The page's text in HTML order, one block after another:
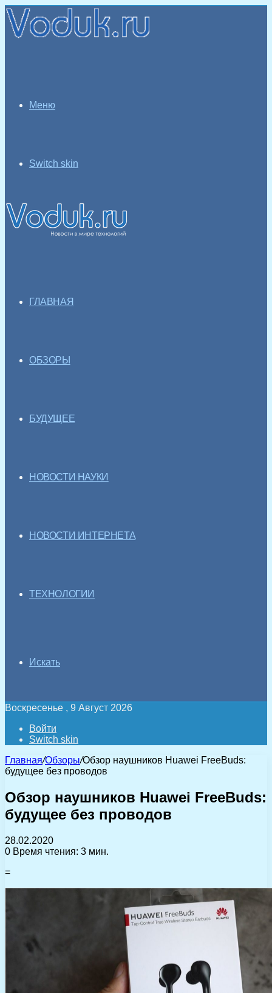
Меню
Switch skin
ГЛАВНАЯ
ОБЗОРЫ
БУДУЩЕЕ
НОВОСТИ НАУКИ
НОВОСТИ ИНТЕРНЕТА
ТЕХНОЛОГИИ
Искать
Воскресенье , 9 Август 2026
Войти
Switch skin
Главная/Обзоры/Обзор наушников Huawei FreeBuds:
будущее без проводов
Обзор наушников Huawei FreeBuds:
будущее без проводов
28.02.2020
0 Время чтения: 3 мин.
=